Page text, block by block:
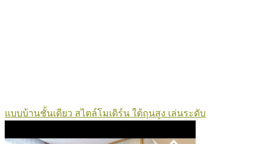
แบบบ้านชั้นเดียว สไตล์โมเดิร์น ใต้ถุนสูง เล่นระดับ